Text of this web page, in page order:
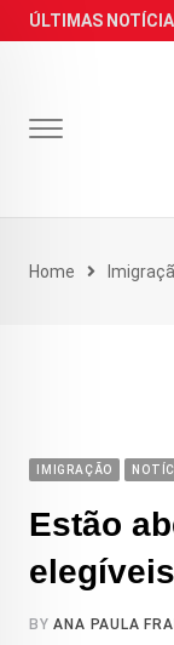
Skip
to
ÚLTIMAS
Home
IMIGRAÇÃO
Estão
elegíveis
BYANA PAULA